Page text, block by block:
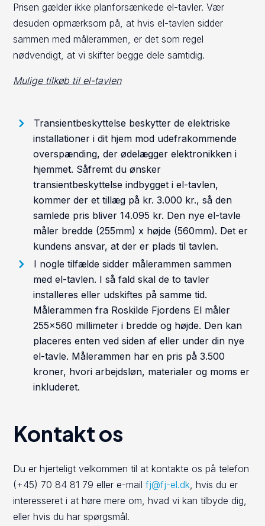
Prisen gælder ikke planforsænkede el-tavler. Vær
desuden opmærksom på, at hvis el-tavlen sidder
sammen med målerammen, er det som regel
nødvendigt, at vi skifter begge dele samtidig.
Mulige tilkøb til el-tavlen
Transientbeskyttelse beskytter de elektriske
installationer i dit hjem mod udefrakommende
overspænding, der ødelægger elektronikken i
hjemmet. Såfremt du ønsker
transientbeskyttelse indbygget i el-tavlen,
kommer der et tillæg på kr. 3.000 kr., så den
samlede pris bliver 14.095 kr. Den nye el-tavle
måler bredde (255mm) x højde (560mm). Det er
kundens ansvar, at der er plads til tavlen.
I nogle tilfælde sidder målerammen sammen
med el-tavlen. I så fald skal de to tavler
installeres eller udskiftes på samme tid.
Målerammen fra Roskilde Fjordens El måler
255×560 millimeter i bredde og højde. Den kan
placeres enten ved siden af eller under din nye
el-tavle. Målerammen har en pris på 3.500
kroner, hvori arbejdsløn, materialer og moms er
inkluderet.
Kontakt os
Du er hjerteligt velkommen til at kontakte os på telefon
(+45) 70 84 81 79 eller e-mailfj@fj-el.dk , hvis du er
interesseret i at høre mere om, hvad vi kan tilbyde dig,
eller hvis du har spørgsmål.